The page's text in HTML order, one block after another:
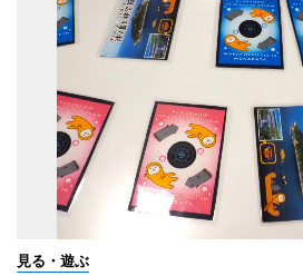
見る・遊ぶ